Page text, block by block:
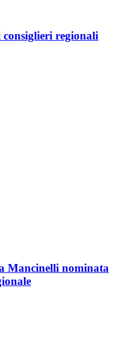
regionali
Mancinelli nominata